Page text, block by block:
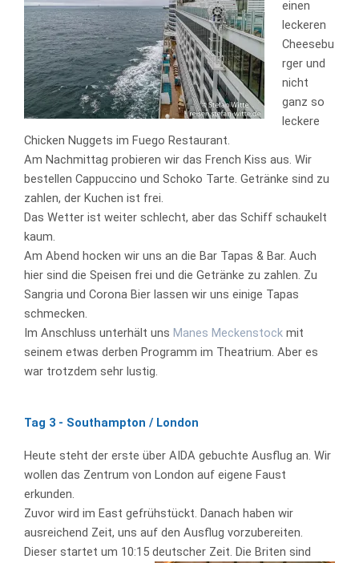
einen
leckeren
Cheesebu
rger und
nicht
ganz so
leckere
Chicken Nuggets im Fuego Restaurant.
Am Nachmittag probieren wir das French Kiss aus. Wir
bestellen Cappuccino und Schoko Tarte. Getränke sind zu
zahlen, der Kuchen ist frei.
Das Wetter ist weiter schlecht, aber das Schiff schaukelt
kaum.
Am Abend hocken wir uns an die Bar Tapas & Bar. Auch
hier sind die Speisen frei und die Getränke zu zahlen. Zu
Sangria und Corona Bier lassen wir uns einige Tapas
schmecken.
Im Anschluss unterhält uns Manes Meckenstock mit
seinem etwas derben Programm im Theatrium. Aber es
war trotzdem sehr lustig.
Tag 3 - Southampton / London
Heute steht der erste über AIDA gebuchte Ausflug an. Wir
wollen das Zentrum von London auf eigene Faust
erkunden.
Zuvor wird im East gefrühstückt. Danach haben wir
ausreichend Zeit, uns auf den Ausflug vorzubereiten.
Dieser startet um 10:15 deutscher Zeit. Die Briten sind